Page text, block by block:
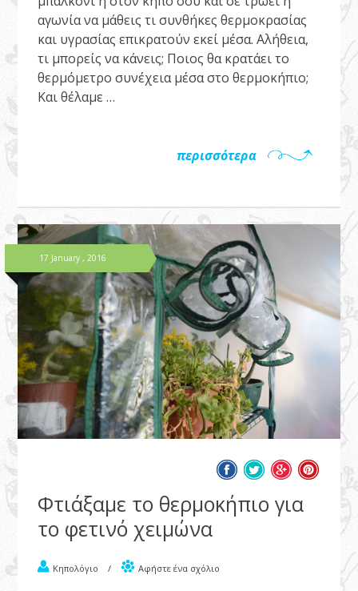
αγωνία να μάθεις τι συνθήκες θερμοκρασίας
και υγρασίας επικρατούν εκεί μέσα. Αλήθεια,
τι μπορείς να κάνεις; Ποιος θα κρατάει το
θερμόμετρο συνέχεια μέσα στο θερμοκήπιο;
Και θέλαμε …
περισσότερα
17 January , 2016
Φτιάξαμε το θερμοκήπιο για
το φετινό χειμώνα
Κηπολόγιο / Αφήστε ένα σχόλιο